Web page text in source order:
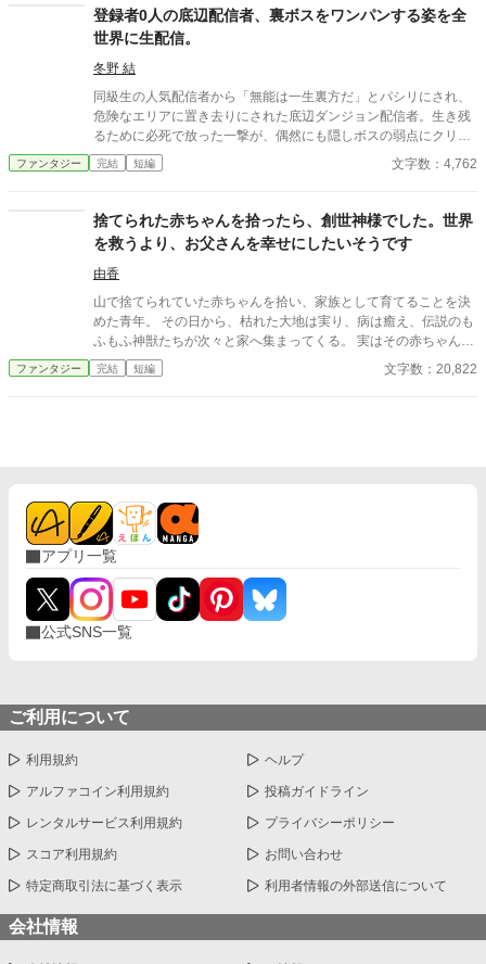
（？）を助ける。だがその正体は、数千年の眠りから目覚めた伝
説の「終焉の竜」だった！「この恩、一生かけて返そう」「え
っ、いらないですよ。ただのトカゲさんでしょ？」無自覚に神話
級の魔法を使いこなし、聖域の薬草を雑草のごとく引き抜くアル
ト。最強の竜をペットに従え、本人の知らないところで世界を救
い、気づけば聖女や王女からも執着されることに……。これは、
自覚ゼロの最強青年が、無意識に世界をひっくり返していくスロ
ーライフ（？）ファンタジー。
登録者0人の底辺配信者、裏ボスをワンパンする姿を全
世界に生配信。
冬野 結
同級生の人気配信者から「無能は一生裏方だ」とパシリにされ、
危険なエリアに置き去りにされた底辺ダンジョン配信者。生き残
るために必死で放った一撃が、偶然にも隠しボスの弱点にクリテ
ィカルヒット。しかもその瞬間、バグで配信がオンになってい
た。コメント欄は秒速1万件のギガバズ。手のひらを返してコラ
主人公の目に、彼はもう映っていない。
ファンタジー 完結 短編 文字数：4,762
捨てられた赤ちゃんを拾ったら、創世神様でした。世界
を救うより、お父さんを幸せにしたいそうです
由香
山で捨てられていた赤ちゃんを拾い、家族として育てることを決
めた青年。 その日から、枯れた大地は実り、病は癒え、伝説のも
ふもふ神獣たちが次々と家へ集まってくる。 実はその赤ちゃんの
正体は、この世界を創った創世神だった。 「いっぱい育ててくれ
てありがとう。今度は私がお父さんを幸せにする番だよ。」 これ
ファンタジー 完結 短編 文字数：20,822
アプリ一覧
公式SNS一覧
ご利用について
利用規約 ヘルプ
アルファコイン利用規約 投稿ガイドライン
レンタルサービス利用規約 プライバシーポリシー
スコア利用規約 お問い合わせ
特定商取引法に基づく表示 利用者情報の外部送信について
会社情報